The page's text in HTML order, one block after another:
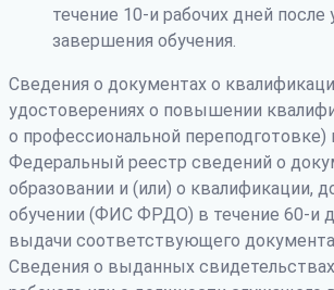
течение 10-и рабочих дней после
завершения обучения.
Сведения о документах о
удостоверениях о повышении
о профессиональной переподготовке)
Федеральный реестр сведений о
образовании и (или) о квалификации,
обучении (ФИС ФРДО) в течение 60-и
выдачи соответствующего документа.
Сведения о выданных